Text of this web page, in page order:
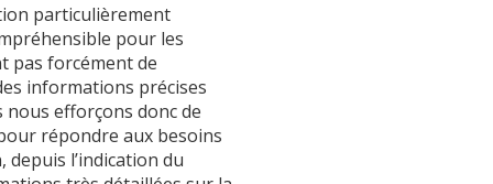
particulièrement
pour les
pas forcément de
informations précises
efforçons donc de
répondre aux besoins
depuis l’indication du